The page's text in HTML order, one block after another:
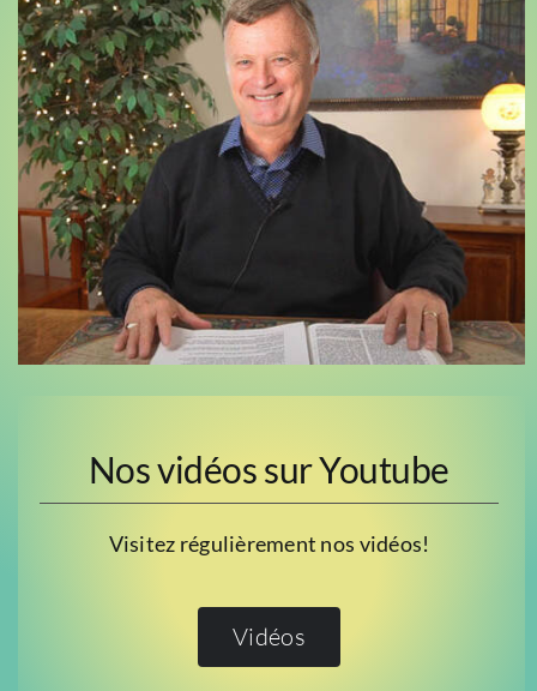
Nos vidéos sur Youtube
Visitez régulièrement nos vidéos!
Vidéos